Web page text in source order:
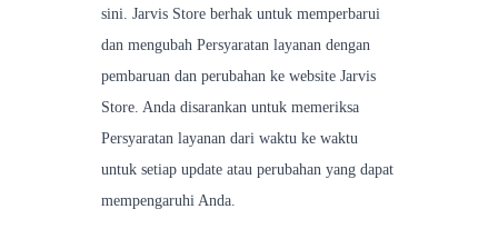
sini. Jarvis Store berhak untuk memperbarui
dan mengubah Persyaratan layanan dengan
pembaruan dan perubahan ke website Jarvis
Store. Anda disarankan untuk memeriksa
Persyaratan layanan dari waktu ke waktu
untuk setiap update atau perubahan yang dapat
mempengaruhi Anda.